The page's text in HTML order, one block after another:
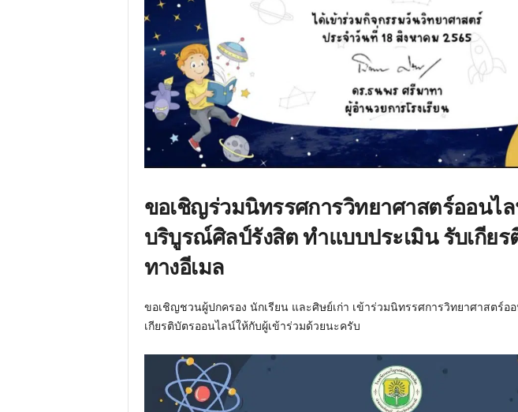
ขอเชิญร่วมนิทรรศการวิทยาศาสตร์ออนไล
บริบูรณ์ศิลป์รังสิต ทำแบบประเมิน รับเกีย
ทางอีเมล
ขอเชิญชวนผู้ปกครอง นักเรียน และศิษย์เก่า เข้าร่วมนิทรรศการวิทยาศาสตร์อ
เกียรติบัตรออนไลน์ให้กับผู้เข้าร่วมด้วยนะครับ